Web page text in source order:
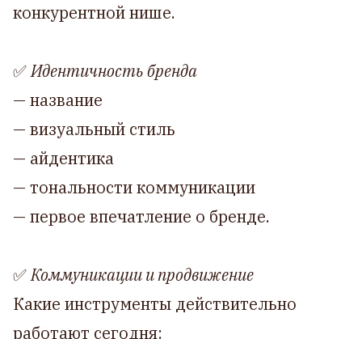
конкурентной нише.
✅Идентичность бренда
— название
— визуальный стиль
— айдентика
— тональности коммуникации
— первое впечатление о бренде.
✅Коммуникации и продвижение
Какие инструменты действительно
работают сегодня: